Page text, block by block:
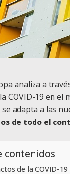
analiza a
COVID-19 en
adapta a las
de todo el
contenidos
de la COVID-